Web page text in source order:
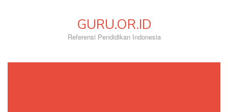
GURU.OR.ID
Referensi Pendidikan Indonesia